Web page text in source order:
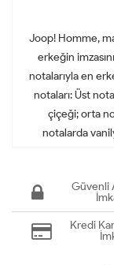
Joop! Homme,
erkeğin
notalarıyla en
notaları: Üst
çiçeği; orta
notalarda
Güvenli
Kredi